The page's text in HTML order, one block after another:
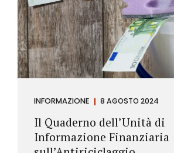
INFORMAZIONE 8 AGOSTO 2024
Il Quaderno dell’Unità di
Informazione Finanziaria